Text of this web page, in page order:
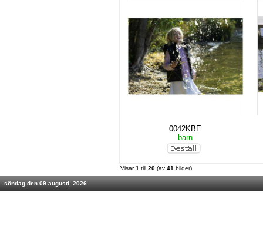
0042KBE
barn
Visar1 till 20 (av 41 bilder)
söndag den 09 augusti, 2026